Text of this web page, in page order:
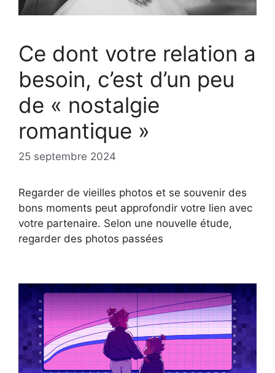
Ce dont votre relation a
besoin, c’est d’un peu
de « nostalgie
romantique »
25 septembre 2024
Regarder de vieilles photos et se souvenir des
bons moments peut approfondir votre lien avec
votre partenaire. Selon une nouvelle étude,
regarder des photos passées